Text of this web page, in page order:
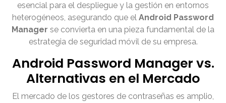
esencial para el despliegue y la gestión en entornos
heterogéneos, asegurando que el Android Password
Manager se convierta en una pieza fundamental de la
estrategia de seguridad móvil de su empresa.
Android Password Manager vs.
Alternativas en el Mercado
El mercado de los gestores de contraseñas es amplio,